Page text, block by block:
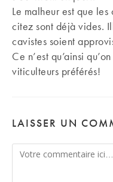
Le malheur est que
citez sont déjà vides.
cavistes soient
Ce n’est qu’ainsi
viticulteurs préférés!
LAISSER UN
Comment